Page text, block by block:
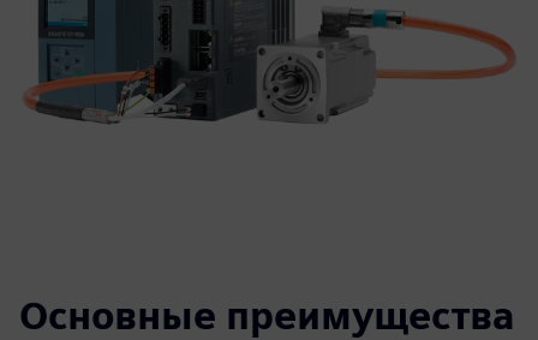
Основные преимущества